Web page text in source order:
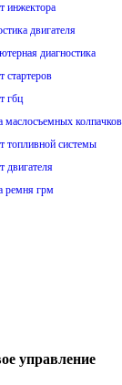
инжектора
двигателя
диагностика
стартеров
гбц
маслосъемных колпачков
топливной системы
двигателя
ремня грм
управление